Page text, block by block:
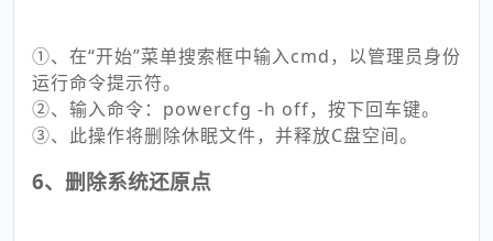
①、在“开始”菜单搜索框中输入cmd，以管理员身份
运行命令提示符。
②、输入命令：powercfg -h off，按下回车键。
③、此操作将删除休眠文件，并释放C盘空间。
6、删除系统还原点